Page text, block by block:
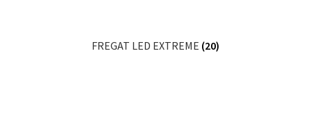
FREGAT LED EXTREME (20)